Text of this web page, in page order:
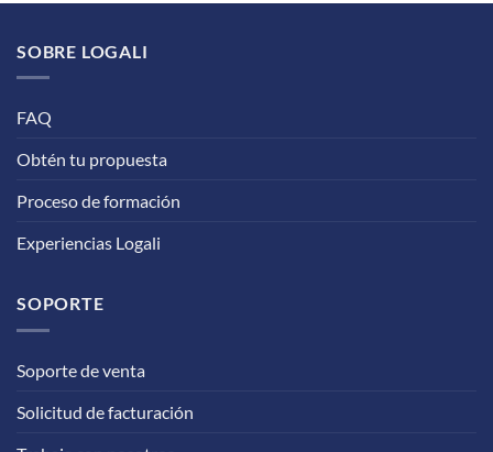
SOBRE LOGALI
FAQ
Obtén tu propuesta
Proceso de formación
Experiencias Logali
SOPORTE
Soporte de venta
Solicitud de facturación